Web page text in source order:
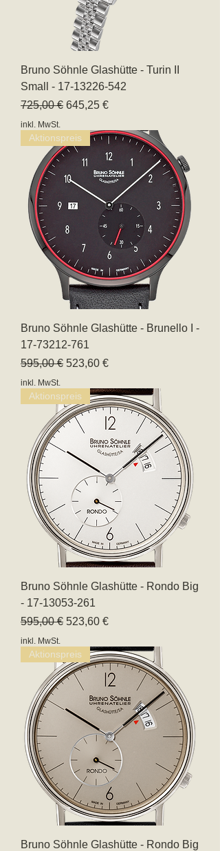
Bruno Söhnle Glashütte - Turin II
Small - 17-13226-542
Standardpreis
725,00 € Sale-Preis
645,25 €
inkl. MwSt.
Aktionspreis
Bruno Söhnle Glashütte - Brunello I -
17-73212-761
Standardpreis
595,00 € Sale-Preis
523,60 €
inkl. MwSt.
Aktionspreis
Bruno Söhnle Glashütte - Rondo Big
- 17-13053-261
Standardpreis
595,00 € Sale-Preis
523,60 €
inkl. MwSt.
Aktionspreis
Bruno Söhnle Glashütte - Rondo Big